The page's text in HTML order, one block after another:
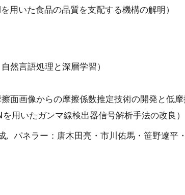
いた食品の品質を支配する機構の解明）
然言語処理と深層学習）
画像からの摩擦係数推定技術の開発と低摩
用いたガンマ線検出器信号解析手法の改良）
, パネラー：唐木田亮・市川佑馬・笹野遼平・